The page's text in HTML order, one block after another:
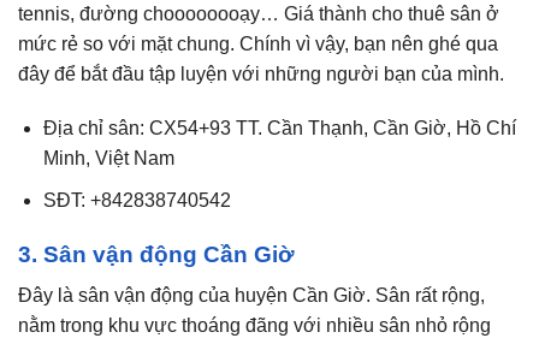
tennis, đường choooooooạy… Giá thành cho thuê sân ở
mức rẻ so với mặt chung. Chính vì vậy, bạn nên ghé qua
đây để bắt đầu tập luyện với những người bạn của mình.
Địa chỉ sân: CX54+93 TT. Cần Thạnh, Cần Giờ, Hồ Chí
Minh, Việt Nam
SĐT: +842838740542
3. Sân vận động Cần Giờ
Đây là sân vận động của huyện Cần Giờ. Sân rất rộng,
nằm trong khu vực thoáng đãng với nhiều sân nhỏ rộng